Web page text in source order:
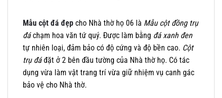
Mẫu cột đá đẹp cho Nhà thờ họ 06 là Mẫu cột đồng trụ
đáchạm hoa văn tứ quý. Được làm bằng đá xanh đen
tự nhiên loại, đảm bảo có độ cứng và độ bền cao. Cột
trụ đáđặt ở 2 bên đầu tường của Nhà thờ họ. Có tác
dụng vừa làm vật trang trí vừa giữ nhiệm vụ canh gác
bảo vệ cho Nhà thờ.